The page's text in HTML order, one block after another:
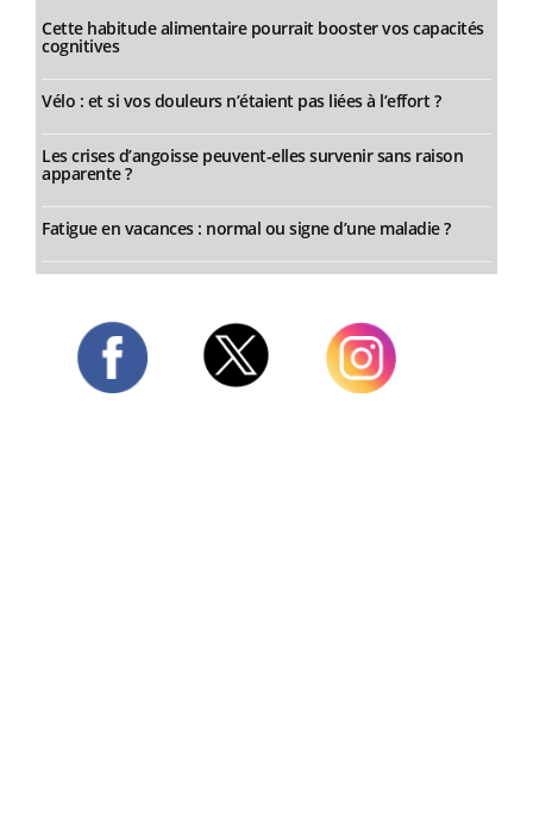
Cette habitude alimentaire pourrait booster vos capacités
cognitives
Vélo : et si vos douleurs n’étaient pas liées à l’effort ?
Les crises d’angoisse peuvent-elles survenir sans raison
apparente ?
Fatigue en vacances : normal ou signe d’une maladie ?